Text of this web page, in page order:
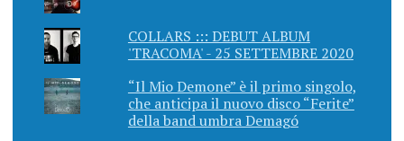
COLLARS ::: DEBUT ALBUM
'TRACOMA' - 25 SETTEMBRE 2020
“Il Mio Demone” è il primo singolo,
che anticipa il nuovo disco “Ferite”
della band umbra Demagó